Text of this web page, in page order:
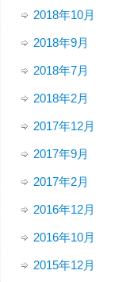
2018年10月
2018年9月
2018年7月
2018年2月
2017年12月
2017年9月
2017年2月
2016年12月
2016年10月
2015年12月